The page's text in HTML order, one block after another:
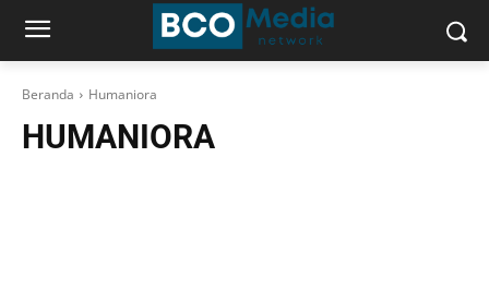
Beranda Humaniora
HUMANIORA